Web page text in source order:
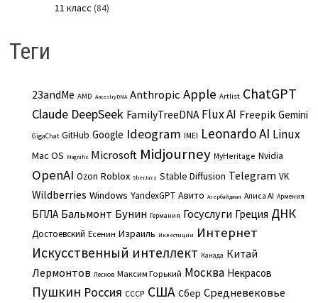
11 класс (84)
Теги
23andMe AMD AncestryDNA Anthropic Apple Artlist ChatGPT
Claude DeepSeek FamilyTreeDNA Flux AI Freepik Gemini
GigaChat GitHub Google Ideogram IMEI Leonardo AI Linux
Mac OS Magnific Microsoft Midjourney MyHeritage Nvidia
OpenAI Ozon Roblox SberJazz Stable Diffusion Telegram VK
Wildberries Windows YandexGPT Авито Азербайджан Алиса AI Армения
БПЛА Бальмонт Бунин Германия Госуслуги Греция ДНК
Достоевский Есенин Израиль Инвестиции Интернет
Искусственный интеллект Канада Китай
Лермонтов Лесков Максим Горький Москва Некрасов
Пушкин Россия СССР США Сбер Средневековье